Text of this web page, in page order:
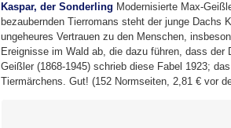
Kaspar, der Sonderling Modernisierte Max-
bezaubernden Tierromans steht der junge Dachs
ungeheures Vertrauen zu den Menschen,
Ereignisse im Wald ab, die dazu führen, dass
Geißler (1868-1945) schrieb diese Fabel 1923;
Tiermärchens. Gut! (152 Normseiten, 2,81 € vor